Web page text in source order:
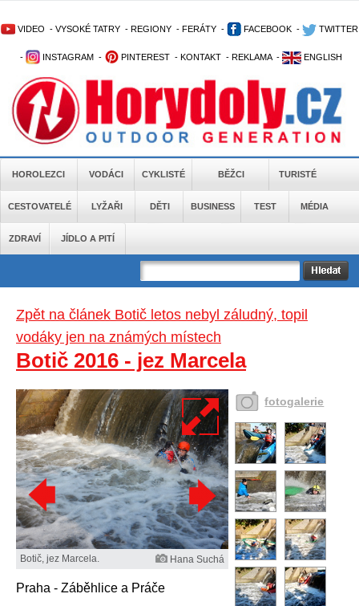
VIDEO - VYSOKÉ TATRY - REGIONY - FERÁTY - FACEBOOK - TWITTER
- INSTAGRAM - PINTEREST - KONTAKT - REKLAMA - ENGLISH
HOROLEZCI VODÁCI CYKLISTÉ BĚŽCI TURISTÉ
CESTOVATELÉ LYŽAŘI DĚTI BUSINESS TEST MÉDIA
ZDRAVÍ JÍDLO A PITÍ
Zpět na článek Botič letos nebyl záludný, topil
vodáky jen na známých místech
Botič 2016 - jez Marcela
Botič, jez Marcela. Hana Suchá
Praha - Záběhlice a Práče
fotogalerie